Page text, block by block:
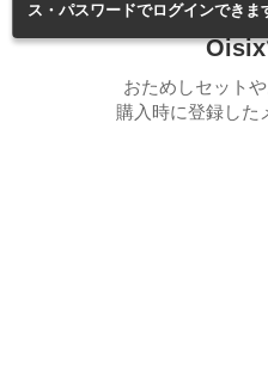
ス・パスワードでログインできま
Oisix
おためしセット
購入時に登録した